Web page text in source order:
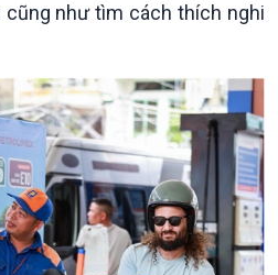
Nông nghiệp & Biển đảo
Tin Nông nghiệp & Biển
đảo
Mùa vàng
Biển đảo Việt Nam
Tâm tình biên giới và hải
đảo
cũng như tìm cách thích nghi